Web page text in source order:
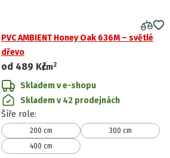
PVC AMBIENT Honey Oak 636M – světlé
dřevo
od 489 Kč
/m2
Skladem v e-shopu
Skladem v 42 prodejnách
Šíře role:
200 cm
300 cm
400 cm